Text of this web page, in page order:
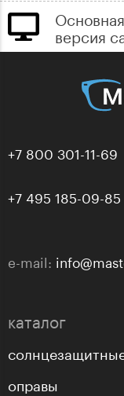
Основная
версия
+7 800 301-11-69
+7 495 185-09-85
e-mail:
каталог
оправы